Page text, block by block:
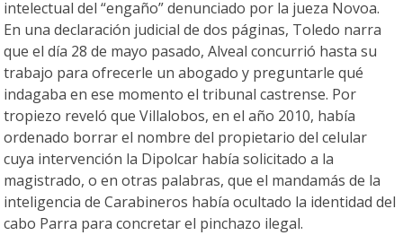
intelectual del “engaño” denunciado por la jueza Novoa.
En una declaración judicial de dos páginas, Toledo narra
que el día 28 de mayo pasado, Alveal concurrió hasta su
trabajo para ofrecerle un abogado y preguntarle qué
indagaba en ese momento el tribunal castrense. Por
tropiezo reveló que Villalobos, en el año 2010, había
ordenado borrar el nombre del propietario del celular
cuya intervención la Dipolcar había solicitado a la
magistrado, o en otras palabras, que el mandamás de la
inteligencia de Carabineros había ocultado la identidad del
cabo Parra para concretar el pinchazo ilegal.